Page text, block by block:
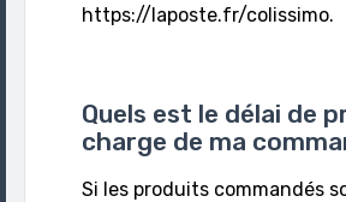
https://laposte.fr/colissimo.
Quels est le délai de
charge de ma
Si les produits commandés